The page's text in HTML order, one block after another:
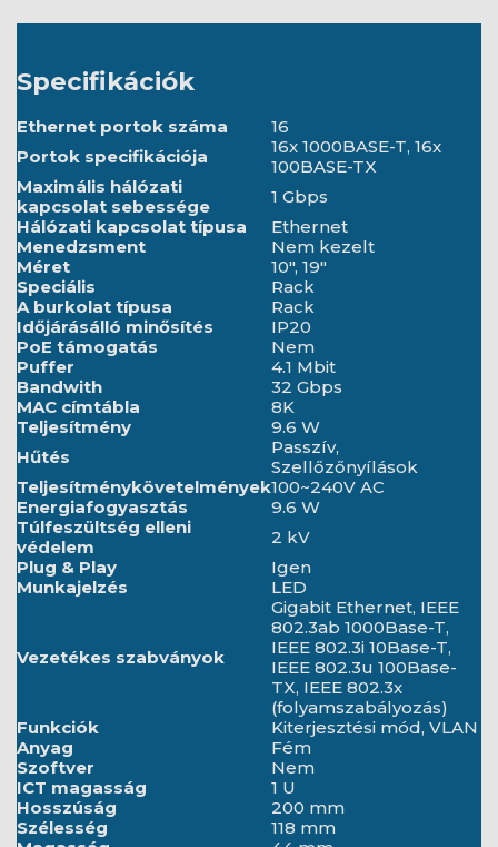
Specifikációk
Ethernet portok száma
16
Portok specifikációja
16x 1000BASE-T, 16x
100BASE-TX
Maximális hálózati
kapcsolat sebessége
1 Gbps
Hálózati kapcsolat típusa
Ethernet
Menedzsment
Nem kezelt
Méret
10", 19"
Speciális
Rack
A burkolat típusa
Rack
Időjárásálló minősítés
IP20
PoE támogatás
Nem
Puffer
4.1 Mbit
Bandwith
32 Gbps
MAC címtábla
8K
Teljesítmény
9.6 W
Hűtés
Passzív,
Szellőzőnyílások
Teljesítménykövetelmények100~240V AC
Energiafogyasztás
9.6 W
Túlfeszültség elleni
védelem
2 kV
Plug & Play
Igen
Munkajelzés
LED
Vezetékes szabványok
Gigabit Ethernet, IEEE
802.3ab 1000Base-T,
IEEE 802.3i 10Base-T,
IEEE 802.3u 100Base-
TX, IEEE 802.3x
(folyamszabályozás)
Funkciók
Kiterjesztési mód, VLAN
Anyag
Fém
Szoftver
Nem
ICT magasság
1 U
Hosszúság
200 mm
Szélesség
118 mm